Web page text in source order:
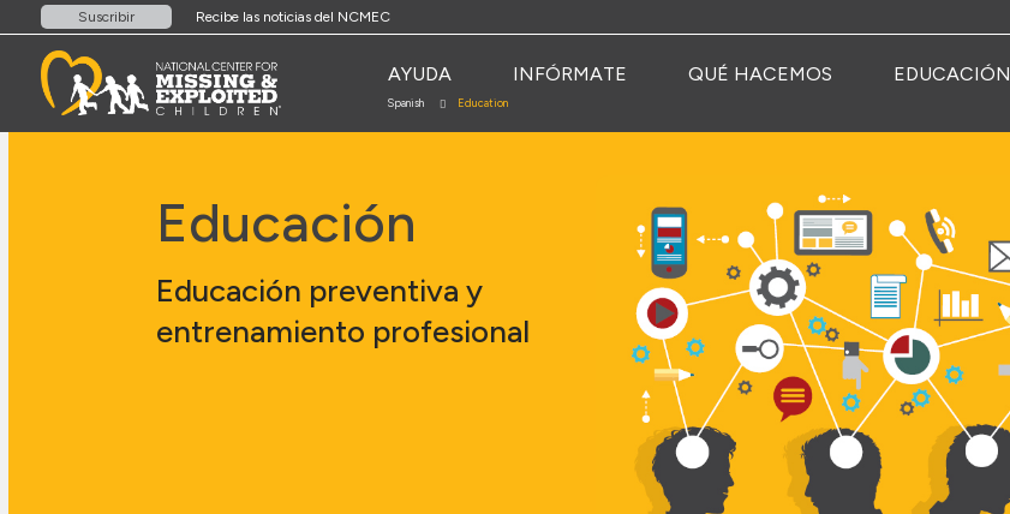
Suscribir Recibe las noticias del NCMEC
AYUDA INFÓRMATE QUÉ HACEMOS EDUCACIÓN
Spanish Education
Educación
Educación preventiva y
entrenamiento profesional